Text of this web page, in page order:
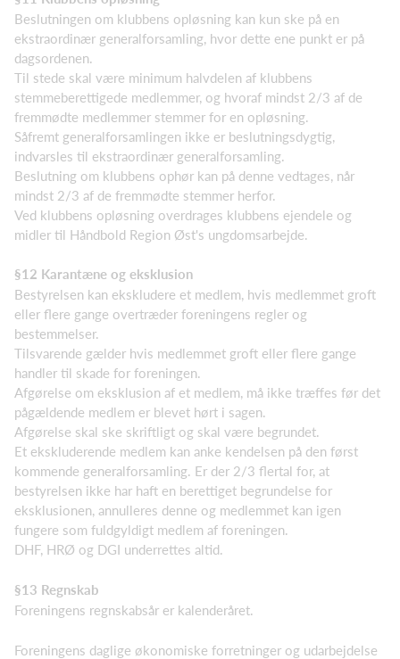
Beslutningen om klubbens opløsning kan kun ske på en
ekstraordinær generalforsamling, hvor dette ene punkt er på
dagsordenen.
Til stede skal være minimum halvdelen af klubbens
stemmeberettigede medlemmer, og hvoraf mindst 2/3 af de
fremmødte medlemmer stemmer for en opløsning.
Såfremt generalforsamlingen ikke er beslutningsdygtig,
indvarsles til ekstraordinær generalforsamling.
Beslutning om klubbens ophør kan på denne vedtages, når
mindst 2/3 af de fremmødte stemmer herfor.
Ved klubbens opløsning overdrages klubbens ejendele og
midler til Håndbold Region Øst's ungdomsarbejde.
§12 Karantæne og eksklusion
Bestyrelsen kan ekskludere et medlem, hvis medlemmet groft
eller flere gange overtræder foreningens regler og
bestemmelser.
Tilsvarende gælder hvis medlemmet groft eller flere gange
handler til skade for foreningen.
Afgørelse om eksklusion af et medlem, må ikke træffes før det
pågældende medlem er blevet hørt i sagen.
Afgørelse skal ske skriftligt og skal være begrundet.
Et ekskluderende medlem kan anke kendelsen på den først
kommende generalforsamling. Er der 2/3 flertal for, at
bestyrelsen ikke har haft en berettiget begrundelse for
eksklusionen, annulleres denne og medlemmet kan igen
fungere som fuldgyldigt medlem af foreningen.
DHF, HRØ og DGI underrettes altid.
§13 Regnskab
Foreningens regnskabsår er kalenderåret.
Foreningens daglige økonomiske forretninger og udarbejdelse